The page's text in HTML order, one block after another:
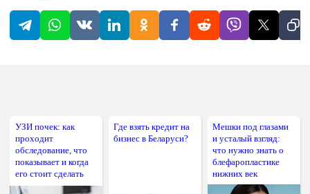
УЗИ почек: как
проходит
обследование, что
показывает и когда
его стоит сделать
Где взять кредит на
бизнес в Беларуси?
Мешки под глазами
и усталый взгляд:
что нужно знать о
блефаропластике
нижних век